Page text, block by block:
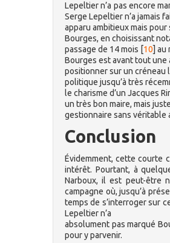
Lepeltier n’a pas encore
Serge Lepeltier n’a jamais
apparu ambitieux mais pour
Bourges, en choisissant
passage de 14 mois [10] au
Bourges est avant tout une
positionner sur un créneau
politique jusqu’à très
le charisme d’un Jacques
un très bon maire, mais
gestionnaire sans véritable
Conclusion
Évidemment, cette courte
intérêt. Pourtant, à
Narboux, il est peut-être
campagne où, jusqu’à
temps de s’interroger sur
Lepeltier n’a
absolument pas marqué
pour y parvenir.